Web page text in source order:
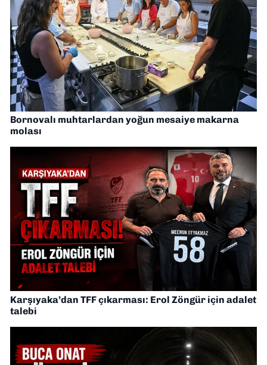
Bornovalı muhtarlardan yoğun mesaiye makarna
molası
Karşıyaka’dan TFF çıkarması: Erol Zöngür için adalet
talebi